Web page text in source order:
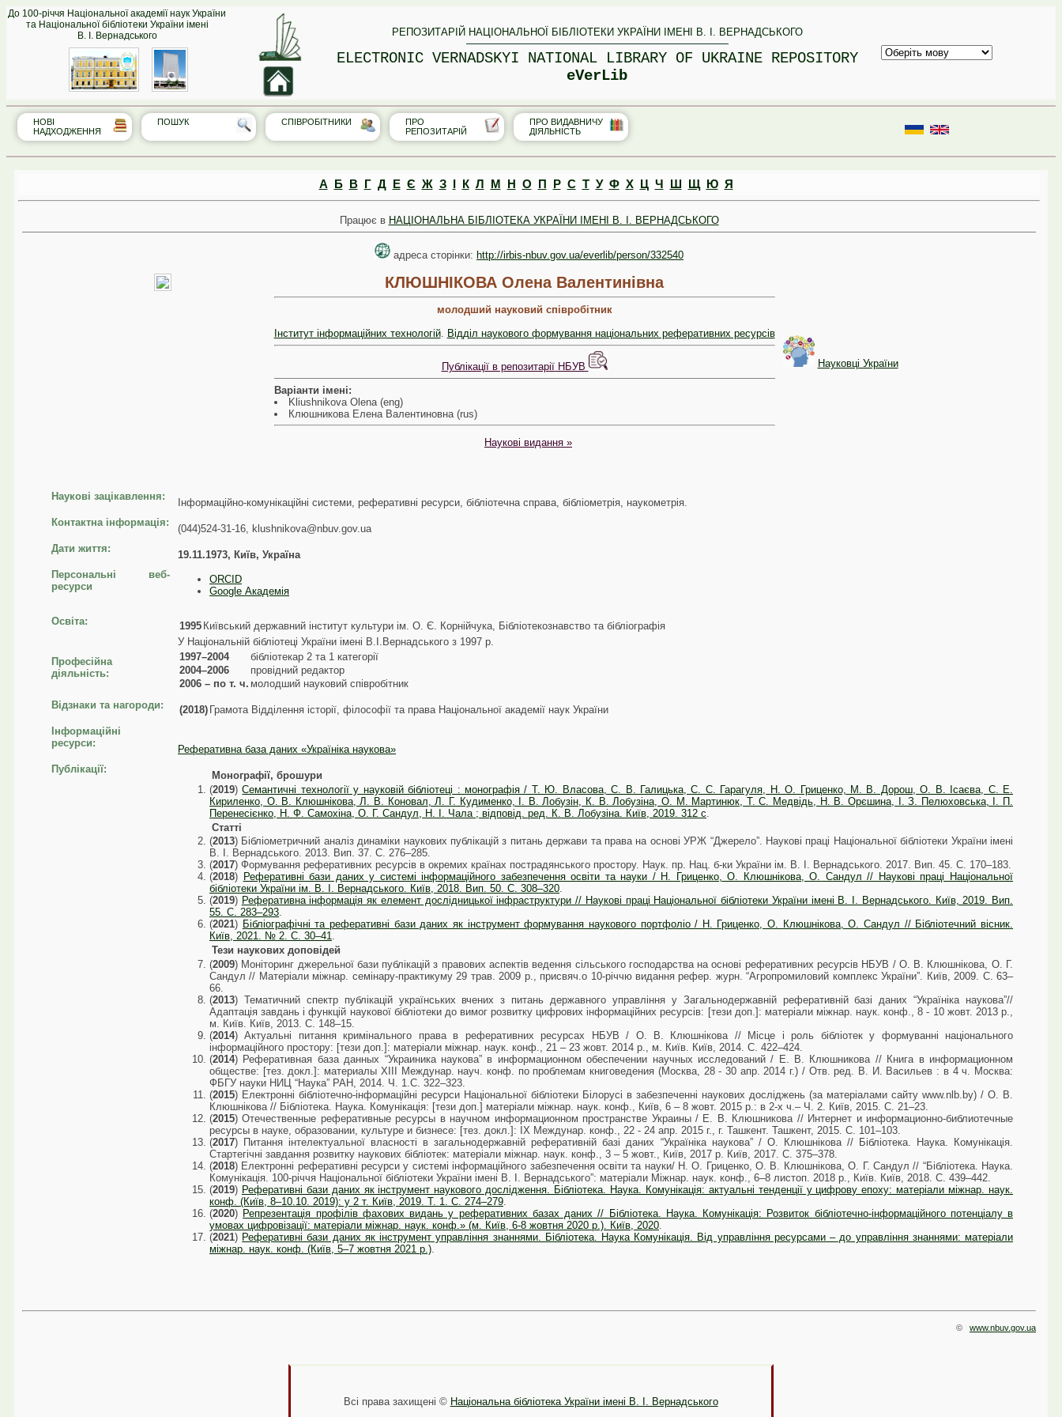
До 100-річчя Національної академії наук України
та Національної бібліотеки України імені
В. І. Вернадського
РЕПОЗИТАРІЙ НАЦІОНАЛЬНОЇ БІБЛІОТЕКИ УКРАЇНИ ІМЕНІ В. І. ВЕРНАДСЬКОГО
ELECTRONIC VERNADSKYI NATIONAL LIBRARY OF UKRAINE REPOSITORY
eVerLib
НОВІ
НАДХОДЖЕННЯ
ПОШУК СПІВРО‎БІТНИКИ
ПРО
РЕПОЗИТАРІЙ
ПРО ВИДАВНИЧУ
ДІЯЛЬНІСТЬ
А Б В Г Д Е Є Ж З К Л М Н О П Р С Т У Ф Х Ц Ч Ш Щ Ю Я
Працює в НАЦІОНАЛЬНА БІБЛІОТЕКА УКРАЇНИ ІМЕНІ В. І. ВЕРНАДСЬКОГО
адреса сторінки: http://irbis-nbuv.gov.ua/everlib/person/332540
КЛЮШНІКОВА Олена Валентинівна
молодший науковий співробітник
Інститут інформаційних технологій. Відділ наукового формування національних реферативних ресурсів
Публікації в репозитарії НБУВ
Варіанти імені:
Kliushnikova Olena (eng)
Клюшникова Елена Валентиновна (rus)
Науковці України
Наукові видання »
Наукові зацікавлення:
Інформаційно-комунікаційні системи, реферативні ресурси, бібліотечна справа, бібліометрія, наукометрія.
Контактна інформація:
(044)524-31-16, klushnikova@nbuv.gov.ua
Дати життя:
19.11.1973, Київ, Україна
Персональні веб-
ресурси
ORCID
Google Академія
Освіта: 1995 Київський державний інститут культури ім. О. Є. Корнійчука, Бібліотекознавство та бібліографія
У Національній бібліотеці України імені В.І.Вернадського з 1997 р.
Професійна
діяльність:
1997–2004
бібліотекар 2 та 1 категорії
2004–2006
провідний редактор
2006 – по т. ч. молодший науковий співробітник
Відзнаки та нагороди:
(2018) Грамота Відділення історії, філософії та права Національної академії наук України
Інформаційні
ресурси:
Реферативна база даних «Україніка наукова»
Публікації:
Монографії, брошури
(2019)Семантичні технології у науковій бібліотеці : монографія / Т. Ю. Власова, С. В. Галицька, С. С. Гарагуля, Н. О. Гриценко, М. В. Дорош, О. В. Ісаєва, С. Е.
Кириленко, О. В. Клюшнікова, Л. В. Коновал, Л. Г. Кудименко, І. В. Лобузін, К. В. Лобузіна, О. М. Мартинюк, Т. С. Медвідь, Н. В. Орєшина, І. З. Пелюховська, І. П.
Перенесієнко, Н. Ф. Самохіна, О. Г. Сандул, Н. І. Чала ; відповід. ред. К. В. Лобузіна. Київ, 2019. 312 с
Статті
(2013) Бібліометричний аналіз динаміки наукових публікацій з питань держави та права на основі УРЖ “Джерело”. Наукові праці Національної бібліотеки України імені
В. І. Вернадського. 2013. Вип. 37. С. 276–285.
(2017) Формування реферативних ресурсів в окремих країнах пострадянського простору. Наук. пр. Нац. б-ки України ім. В. І. Вернадського. 2017. Вип. 45. С. 170–183.
(2018) Реферативні бази даних у системі інформаційного забезпечення освіти та науки / Н. Гриценко, О. Клюшнікова, О. Сандул // Наукові праці Національної
бібліотеки України ім. В. І. Вернадського. Київ, 2018. Вип. 50. С. 308–320.
(2019) Реферативна інформація як елемент дослідницької інфраструктури // Наукові праці Національної бібліотеки України імені В. І. Вернадського. Київ, 2019. Вип.
55. C. 283–293.
(2021) Бібліографічні та реферативні бази даних як інструмент формування наукового портфоліо / Н. Гриценко, О. Клюшнікова, О. Сандул // Бібліотечний вісник.
Київ, 2021. № 2. С. 30–41.
Тези наукових доповідей
(2009) Моніторинг джерельної бази публікацій з правових аспектів ведення сільського господарства на основі реферативних ресурсів НБУВ / О. В. Клюшнікова, О. Г.
Сандул // Матеріали міжнар. семінару-практикуму 29 трав. 2009 р., присвяч.о 10-річчю видання рефер. журн. “Агропромиловий комплекс України”. Київ, 2009. С. 63–
66.
(2013) Тематичний спектр публікацій українських вчених з питань державного управління у Загальнодержавній реферативній базі даних “Україніка наукова”//
Адаптація завдань і функцій наукової бібліотеки до вимог розвитку цифрових інформаційних ресурсів: [тези доп.]: матеріали міжнар. наук. конф., 8 - 10 жовт. 2013 р.,
м. Київ. Київ, 2013. С. 148–15.
(2014) Актуальні питання кримінального права в реферативних ресурсах НБУВ / О. В. Клюшнікова // Місце і роль бібліотек у формуванні національного
інформаційного простору: [тези доп.]: матеріали міжнар. наук. конф., 21 – 23 жовт. 2014 р., м. Київ. Київ, 2014. С. 422–424.
(2014) Реферативная база данных “Украиника наукова” в информационном обеспечении научных исследований / Е. В. Клюшникова // Книга в информационном
обществе: [тез. докл.]: материалы XIII Междунар. науч. конф. по проблемам книговедения (Москва, 28 - 30 апр. 2014 г.) / Отв. ред. В. И. Васильев : в 4 ч. Москва:
ФБГУ науки НИЦ “Наука” РАН, 2014. Ч. 1.С. 322–323.
(2015) Електронні бібліотечно-інформаційні ресурси Національної бібліотеки Білорусі в забезпеченні наукових досліджень (за матеріалами сайту www.nlb.by) / О. В.
Клюшнікова // Бібліотека. Наука. Комунікація: [тези доп.] матеріали міжнар. наук. конф., Київ, 6 – 8 жовт. 2015 р.: в 2-х ч.– Ч. 2. Київ, 2015. С. 21–23.
(2015) Отечественные реферативные ресурсы в научном информационном пространстве Украины / Е. В. Клюшникова // Интернет и информационно-библиотечные
ресурсы в науке, образовании, культуре и бизнесе: [тез. докл.]: IX Междунар. конф., 22 - 24 апр. 2015 г., г. Ташкент. Ташкент, 2015. С. 101–103.
(2017) Питання інтелектуальної власності в загальнодержавній реферативній базі даних “Україніка наукова” / О. Клюшнікова // Бібліотека. Наука. Комунікація.
Стартегічні завдання розвитку наукових бібліотек: матеріали міжнар. наук. конф., 3 – 5 жовт., Київ, 2017 р. Київ, 2017. С. 375–378.
(2018) Електронні реферативні ресурси у системі інформаційного забезпечення освіти та науки/ Н. О. Гриценко, О. В. Клюшнікова, О. Г. Сандул // “Бібліотека. Наука.
Комунікація. 100-річчя Національної бібліотеки України імені В. І. Вернадського”: матеріали Міжнар. наук. конф., 6–8 листоп. 2018 р., Київ. Київ, 2018. С. 439–442.
(2019) Реферативні бази даних як інструмент наукового дослідження. Бібліотека. Наука. Комунікація: актуальні тенденції у цифрову епоху: матеріали міжнар. наук.
конф. (Київ, 8–10.10. 2019): у 2 т. Київ, 2019. Т. 1. С. 274–279
(2020) Репрезентація профілів фахових видань у реферативних базах даних // Бібліотека. Наука. Комунікація: Розвиток бібліотечно-інформаційного потенціалу в
умовах цифровізації: матеріали міжнар. наук. конф.» (м. Київ, 6-8 жовтня 2020 р.). Київ, 2020
(2021) Реферативні бази даних як інструмент управління знаннями. Бібліотека. Наука Комунікація. Від управління ресурсами – до управління знаннями: матеріали
міжнар. наук. конф. (Київ, 5–7 жовтня 2021 р.)
© www.nbuv.gov.ua
Всі права захищені © Національна бібліотека України імені В. І. Вернадського